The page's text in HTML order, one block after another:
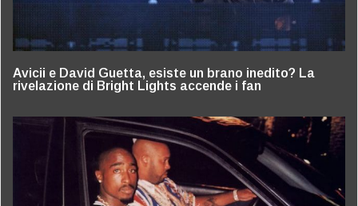
Avicii e David Guetta, esiste un brano inedito? La
rivelazione di Bright Lights accende i fan